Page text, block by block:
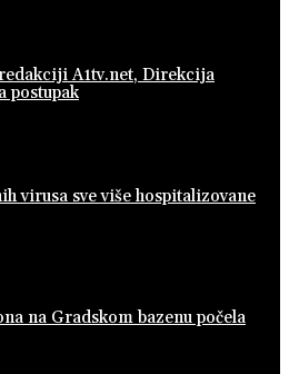
A1tv.net, Direkcija
postupak
virusa sve više hospitalizovane
na Gradskom bazenu počela